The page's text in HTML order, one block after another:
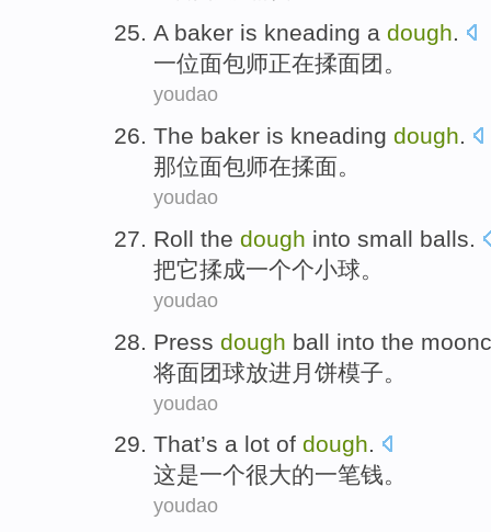
A baker is kneading a dough.
一位面包师正在揉面团。
youdao
The baker is kneading dough.
那位面包师在揉面。
youdao
Roll the dough into small balls.
把它揉成一个个小球。
youdao
Press dough ball into the
将面团球放进 月饼模子 。
youdao
That’s a lot of dough.
这是一个很大的一笔钱。
youdao